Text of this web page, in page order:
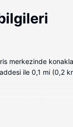
merkezinde
ile 0,1 mi (0,2
veya duş, lüks